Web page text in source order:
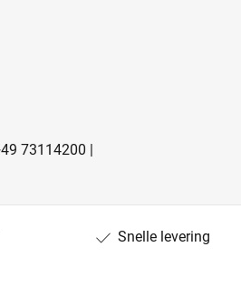
73114200 |
Snelle levering